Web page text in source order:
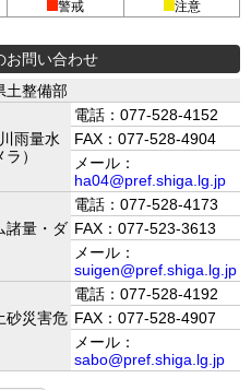
警戒 注意
お問い合わせ
土整備部
雨量水
）
電話：077-528-4152
FAX：077-528-4904
メール：
ha04@pref.shiga.lg.jp
諸量・ダ
電話：077-528-4173
FAX：077-523-3613
メール：
suigen@pref.shiga.lg.jp
砂災害危
電話：077-528-4192
FAX：077-528-4907
メール：
sabo@pref.shiga.lg.jp